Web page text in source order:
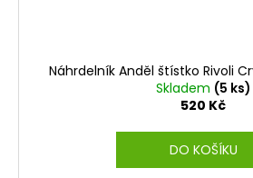
Náhrdelník Anděl štístko Rivoli
Skladem (5 ks)
520 Kč
DO KOŠÍKU